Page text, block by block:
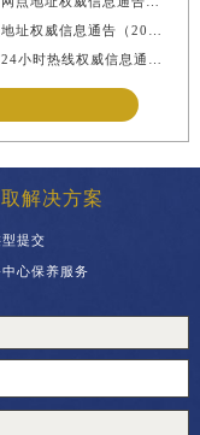
解决方案
提交
心保养服务